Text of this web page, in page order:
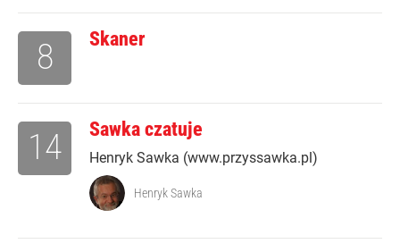
Skaner
8
Sawka czatuje
Henryk Sawka (www.przyssawka.pl)
14
Henryk Sawka